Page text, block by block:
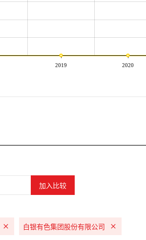
2019 2020
白银有色集团股份有限公司